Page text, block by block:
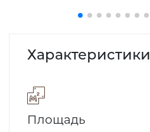
Характеристики
Площадь